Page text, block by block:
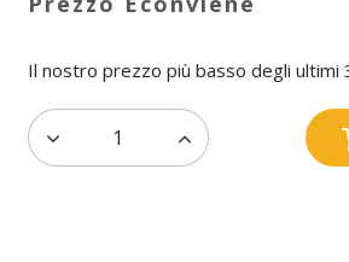
Il nostro prezzo più basso degli ultimi